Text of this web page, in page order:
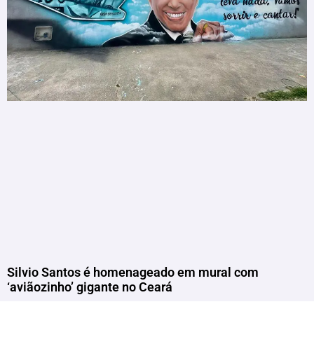
Silvio Santos é homenageado em mural com
‘aviãozinho’ gigante no Ceará